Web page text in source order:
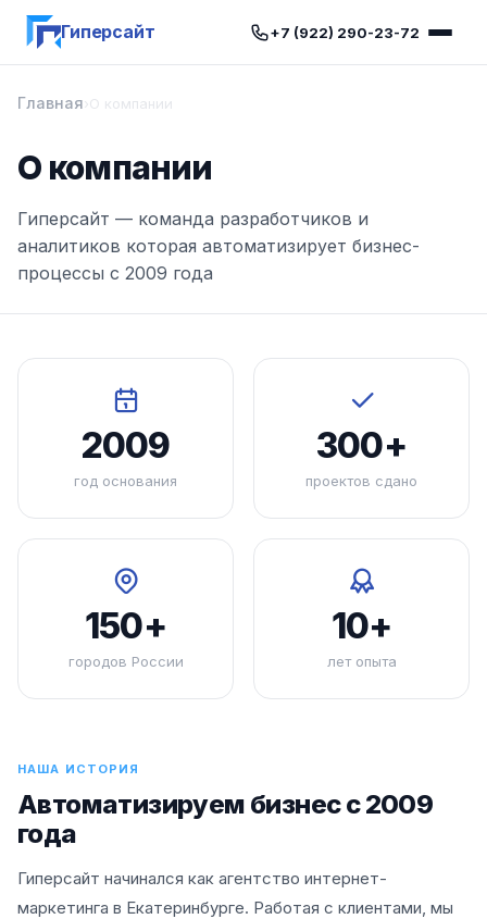
Гиперсайт +7 (922) 290-23-72
Главная›О компании
О компании
Гиперсайт — команда разработчиков и
аналитиков которая автоматизирует бизнес-
процессы с 2009 года
2009
год основания
300+
проектов сдано
150+
городов России
10+
лет опыта
НАША ИСТОРИЯ
Автоматизируем бизнес с 2009
года
Гиперсайт начинался как агентство интернет-
маркетинга в Екатеринбурге. Работая с клиентами, мы